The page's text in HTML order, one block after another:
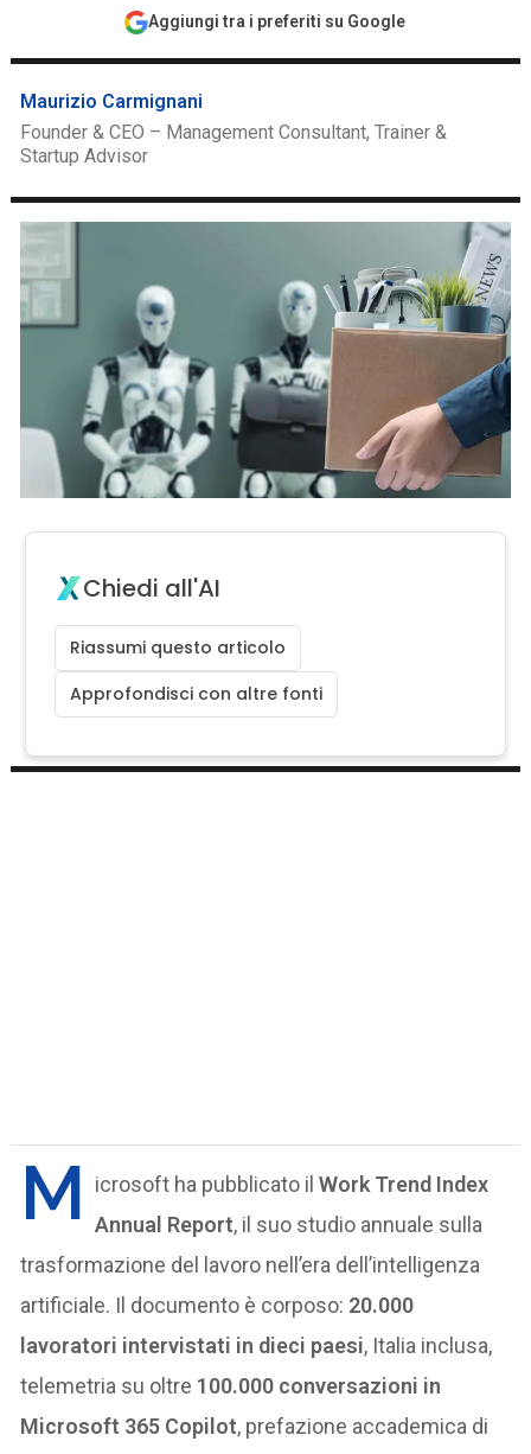
Aggiungi tra i preferiti su Google
Maurizio Carmignani
Founder & CEO – Management Consultant, Trainer &
Startup Advisor
Chiedi all'AI
Riassumi questo articolo
Approfondisci con altre fonti
M icrosoft ha pubblicato ilWork Trend Index
Annual Report, il suo studio annuale sulla
trasformazione del lavoro nell’era dell’intelligenza
artificiale. Il documento è corposo: 20.000
lavoratori intervistati in dieci paesi, Italia inclusa,
telemetria su oltre 100.000 conversazioni in
Microsoft 365 Copilot, prefazione accademica di